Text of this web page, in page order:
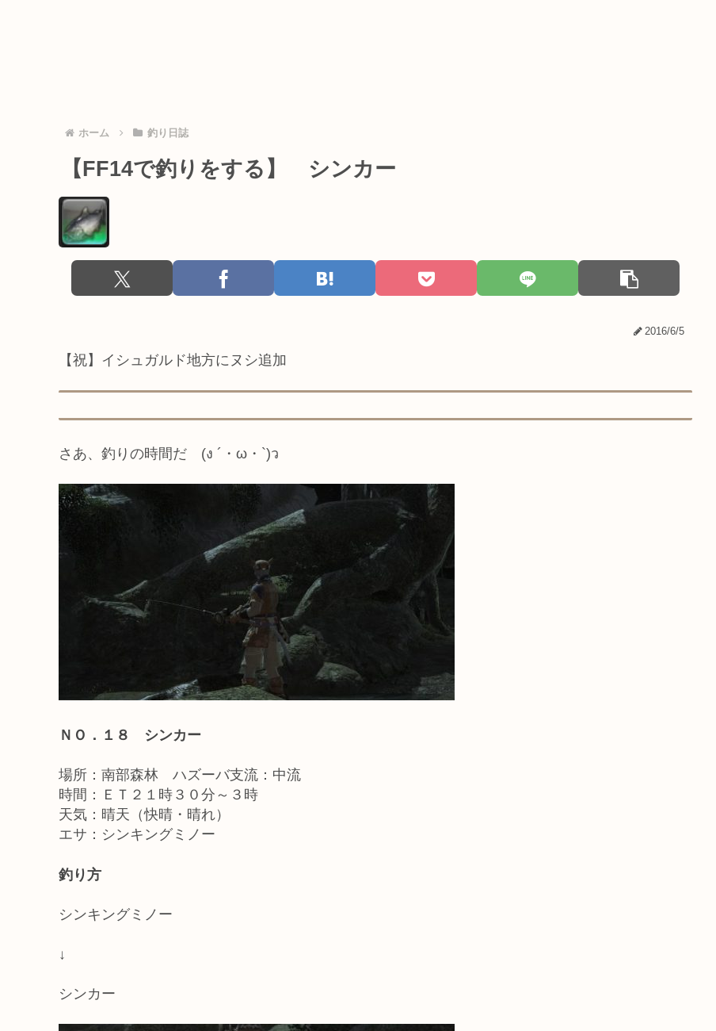
ホーム 釣り日誌
【FF14で釣りをする】 シンカー
2016/6/5
【祝】イシュガルド地方にヌシ追加
さあ、釣りの時間だ (ง ´・ω・`)ว
ＮＯ．１８ シンカー
場所：南部森林 ハズーバ支流：中流
時間：ＥＴ２１時３０分～３時
天気：晴天（快晴・晴れ）
エサ：シンキングミノー
釣り方
シンキングミノー
↓
シンカー